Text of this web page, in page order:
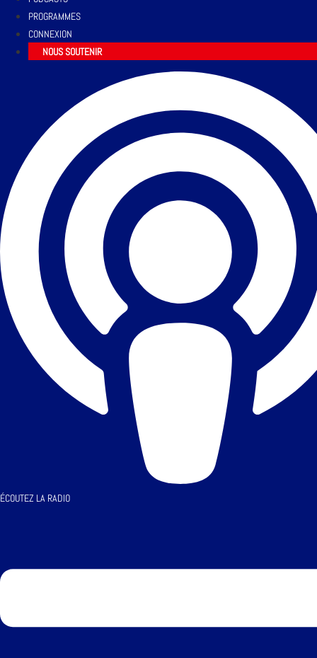
PROGRAMMES
CONNEXION
NOUS SOUTENIR
ÉCOUTEZ LA RADIO